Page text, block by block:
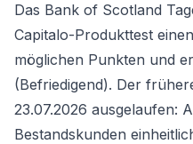
Das Bank of Scotland
Capitalo-Produkttest
möglichen Punkten und
(Befriedigend). Der
23.07.2026 ausgelaufen:
Bestandskunden